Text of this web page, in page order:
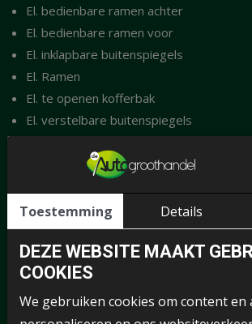
El. bedienbare ramen achter
El. bedienbare ramen voor
El. inklapbare buitenspiegels
El. Ramen
El. te openen kofferbak
El. verstelbare buitenspiegels
El. verstelbare passagiersstoel
Elektronische remkrachtverdeling
Handsfree bluetooth
Hill hold
Hoedenplank/rolhoes
Hoofdsteunen achter
Keyless entry
Keyless entry/start/stop
Toestemming Details
DEZE WEBSITE MAAKT
COOKIES
We gebruiken cookies om content en